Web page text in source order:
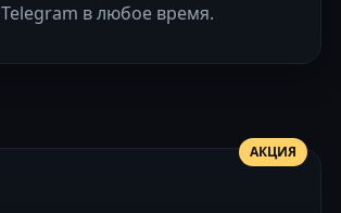
в любое время.
АКЦИЯ